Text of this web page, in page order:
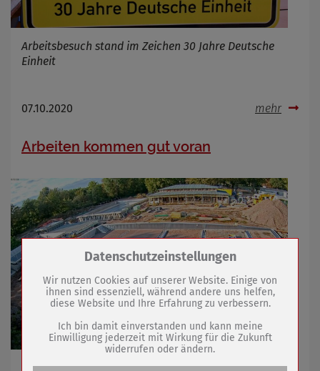
Arbeitsbesuch stand im Zeichen 30 Jahre Deutsche
Einheit
07.10.2020 mehr
Arbeiten kommen gut voran
Freibad wandelt sich mit Sanierung zusehends
Zum Betrieb der Seite notwendige Cookies /
Name
PHP Session Cookie
Anbieter
Eigentümer dieser Website (Wenko-
Wenselaar GmbH & Co. KG)
Absicherung Kontaktformular / SPAM
Datenschutzeinstellungen
Wir nutzen Cookies auf unserer Website. Einige von
ihnen sind essenziell, während andere uns helfen,
diese Website und Ihre Erfahrung zu verbessern.
Ich bin damit einverstanden und kann meine
Einwilligung jederzeit mit Wirkung für die Zukunft
widerrufen oder ändern.